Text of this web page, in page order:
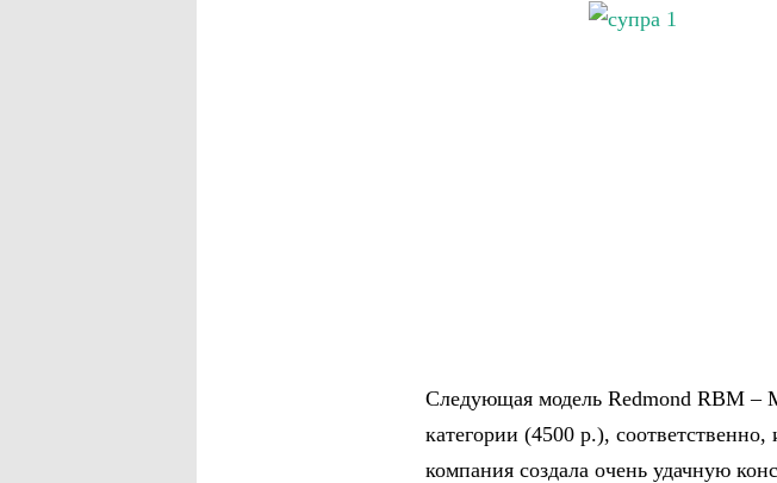
Следующая модель Redmond RBM –
категории (4500 р.),
компания создала очень удачную